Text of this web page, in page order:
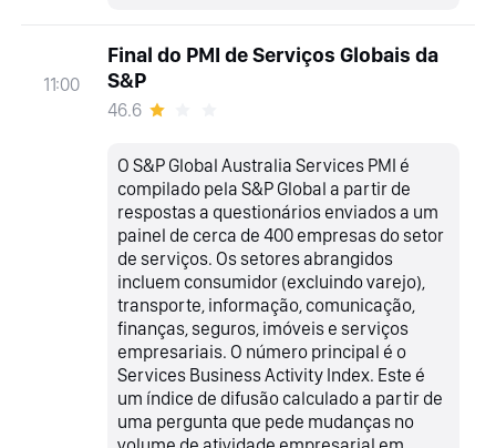
11:00
Final do PMI de Serviços Globais da
S&P
46.6
O S&P Global Australia Services PMI é
compilado pela S&P Global a partir de
respostas a questionários enviados a um
painel de cerca de 400 empresas do setor
de serviços. Os setores abrangidos
incluem consumidor (excluindo varejo),
transporte, informação, comunicação,
finanças, seguros, imóveis e serviços
empresariais. O número principal é o
Services Business Activity Index. Este é
um índice de difusão calculado a partir de
uma pergunta que pede mudanças no